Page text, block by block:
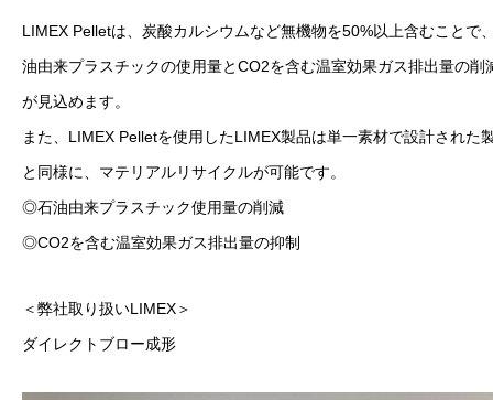
LIMEX Pelletは、炭酸カルシウムなど無機物を50%以上含むことで
油由来プラスチックの使用量とCO2を含む温室効果ガス排出量の削
が見込めます。
また、LIMEX Pelletを使用したLIMEX製品は単一素材で設計された
と同様に、マテリアルリサイクルが可能です。
◎石油由来プラスチック使用量の削減
◎CO2を含む温室効果ガス排出量の抑制
＜弊社取り扱いLIMEX＞
ダイレクトブロー成形